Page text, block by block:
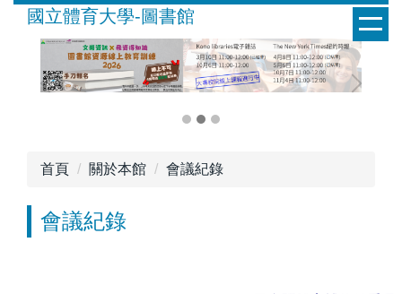
國立體育大學-圖書館
首頁 關於本館 會議紀錄
會議紀錄